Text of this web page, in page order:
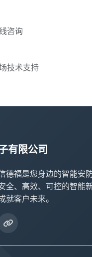
咨询
技术支持
有限公司
德福是您身边的智能安
全、高效、可控的智能
就客户未来。